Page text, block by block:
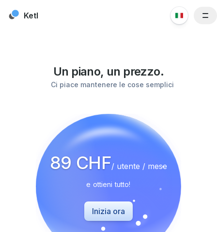
Ketl
Contattaci
Un piano, un prezzo.
Ci piace mantenere le cose semplici
89 CHF/ utente / mese
e ottieni tutto!
Inizia ora